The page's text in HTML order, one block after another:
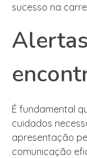
sucesso na
É fundamental
cuidados
apresentação
comunicação